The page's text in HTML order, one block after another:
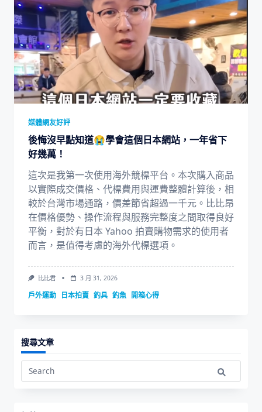
媒體網友好評
後悔沒早點知道😭學會這個日本網站，一年省下
好幾萬！
這次是我第一次使用海外競標平台。本次購入商品
以實際成交價格、代標費用與運費整體計算後，相
較於台灣市場通路，價差節省超過一千元。比比昂
在價格優勢、操作流程與服務完整度之間取得良好
平衡，對於有日本 Yahoo 拍賣購物需求的使用者
而言，是值得考慮的海外代標選項。
比比君 3 月 31, 2026
戶外運動 日本拍賣 釣具 釣魚 開箱心得
搜尋文章
Search